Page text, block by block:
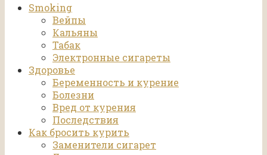
Smoking
Вейпы
Кальяны
Табак
Электронные сигареты
Здоровье
Беременность и курение
Болезни
Вред от курения
Последствия
Как бросить курить
Заменители сигарет